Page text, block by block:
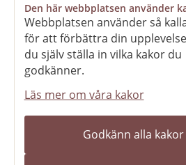
Den här webbplatsen använder
Webbplatsen använder så
för att förbättra din
du själv ställa in vilka kakor du
godkänner.
Läs mer om våra kakor
Godkänn alla kakor
Nyhetsbrev
Pressrum
Våra webbplatser
Katedralskolan